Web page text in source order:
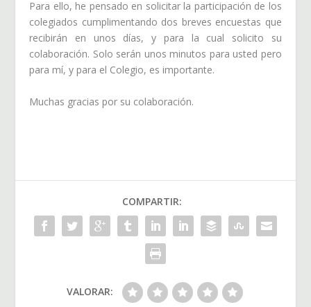
Para ello, he pensado en solicitar la participación de los
colegiados cumplimentando dos breves encuestas que
recibirán en unos días, y para la cual solicito su
colaboración. Solo serán unos minutos para usted pero
para mí, y para el Colegio, es importante.
Muchas gracias por su colaboración.
COMPARTIR:
VALORAR: